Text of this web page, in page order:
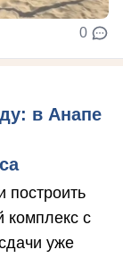
0
в Анапе
построить
комплекс с
уже